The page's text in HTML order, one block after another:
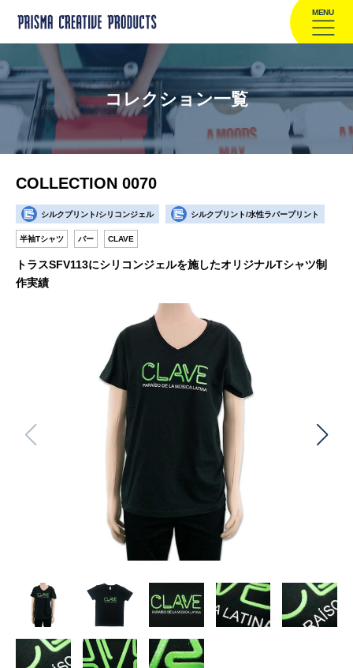
MENU
コレクション一覧
COLLECTION 0070
シルクプリント/シリコンジェル シルクプリント/水性ラバープリント
半袖Tシャツ バー CLAVE
トラスSFV113にシリコンジェルを施したオリジナルTシャツ制
作実績